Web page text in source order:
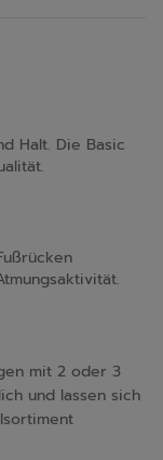
Halt. Die Basic
mit 2 oder 3
und lassen sich